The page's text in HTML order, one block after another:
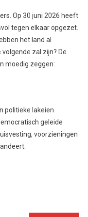
Op 30 juni 2026 heeft
tegen elkaar opgezet.
het land al
zal zijn? De
moedig zeggen:
politieke lakeien
geleide
voorzieningen